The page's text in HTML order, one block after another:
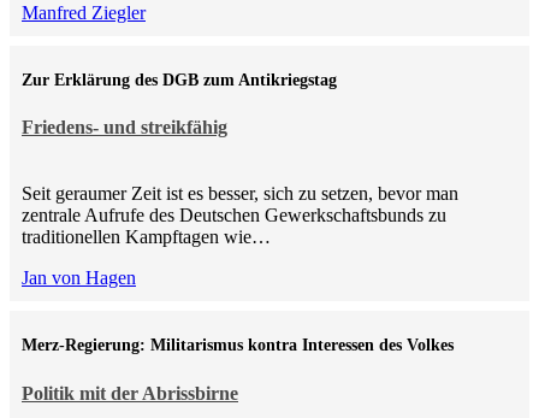
Manfred Ziegler
Friedens- und streikfähig
Zur Erklärung des DGB zum Antikriegstag
Seit geraumer Zeit ist es besser, sich zu setzen, bevor man
zentrale Aufrufe des Deutschen Gewerkschaftsbunds zu
traditionellen Kampftagen wie…
Jan von Hagen
Politik mit der Abrissbirne
Merz-Regierung: Militarismus kontra Inte­ressen des Volkes